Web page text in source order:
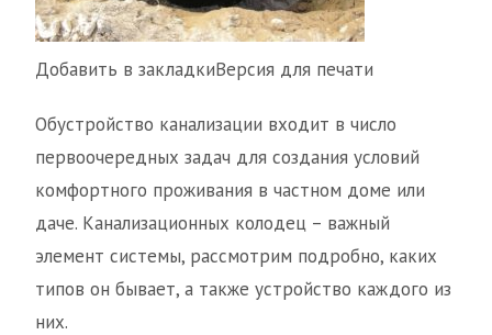
Добавить в закладкиВерсия для печати
Обустройство канализации входит в число
первоочередных задач для создания условий
комфортного проживания в частном доме или
даче. Канализационных колодец – важный
элемент системы, рассмотрим подробно, каких
типов он бывает, а также устройство каждого из
них.